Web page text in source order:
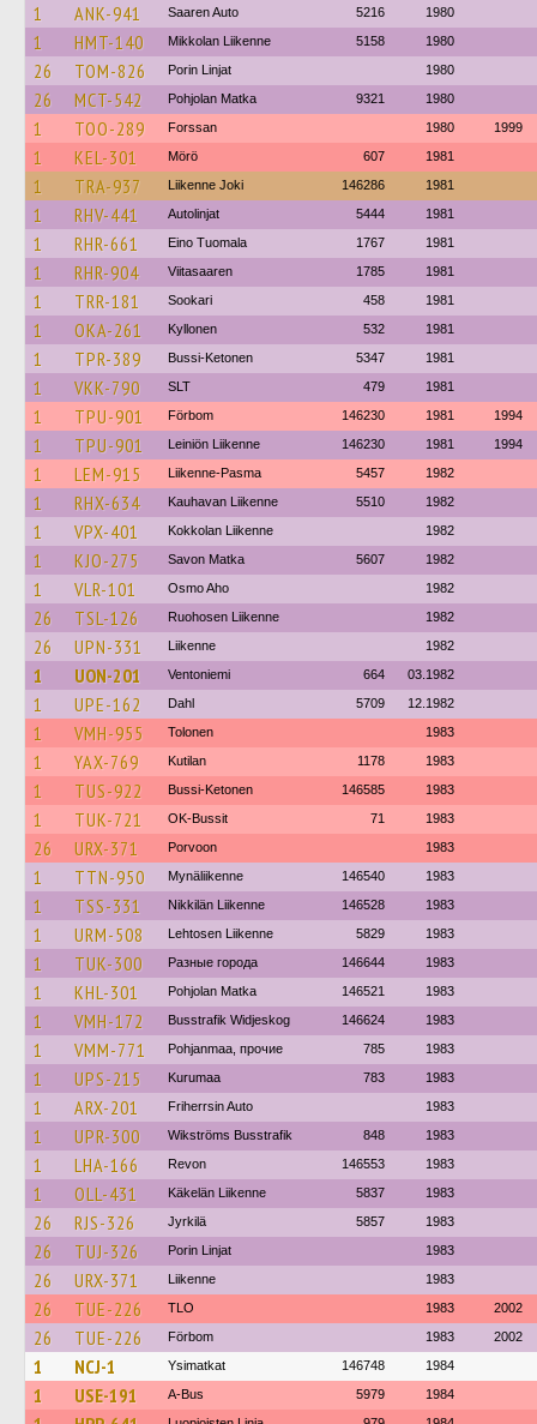
1 ANK-941 Saaren Auto 5216 1980
1 HMT-140 Mikkolan Liikenne 5158 1980
26 TOM-826 Porin Linjat 1980
26 MCT-542 Pohjolan Matka 9321 1980
1 TOO-289 Forssan 1980 1999
1 KEL-301 Mörö 607 1981
1 TRA-937 Liikenne Joki 146286 1981
1 RHV-441 Autolinjat 5444 1981
1 RHR-661 Eino Tuomala 1767 1981
1 RHR-904 Viitasaaren 1785 1981
1 TRR-181 Sookari 458 1981
1 OKA-261 Kyllonen 532 1981
1 TPR-389 Bussi-Ketonen 5347 1981
1 VKK-790 SLT 479 1981
1 TPU-901 Förbom 146230 1981 1994
1 TPU-901 Leiniön Liikenne 146230 1981 1994
1 LEM-915 Liikenne-Pasma 5457 1982
1 RHX-634 Kauhavan Liikenne 5510 1982
1 VPX-401 Kokkolan Liikenne 1982
1 KJO-275 Savon Matka 5607 1982
1 VLR-101 Osmo Aho 1982
26 TSL-126 Ruohosen Liikenne 1982
26 UPN-331 Liikenne 1982
1 UON-201 Ventoniemi 664 03.1982
1 UPE-162 Dahl 5709 12.1982
1 VMH-955 Tolonen 1983
1 YAX-769 Kutilan 1178 1983
1 TUS-922 Bussi-Ketonen 146585 1983
1 TUK-721 OK-Bussit 71 1983
26 URX-371 Porvoon 1983
1 TTN-950 Mynäliikenne 146540 1983
1 TSS-331 Nikkilän Liikenne 146528 1983
1 URM-508 Lehtosen Liikenne 5829 1983
1 TUK-300 Разные города 146644 1983
1 KHL-301 Pohjolan Matka 146521 1983
1 VMH-172 Busstrafik Widjeskog 146624 1983
1 VMM-771 Pohjanmaa, прочие 785 1983
1 UPS-215 Kurumaa 783 1983
1 ARX-201 Friherrsin Auto 1983
1 UPR-300 Wikströms Busstrafik 848 1983
1 LHA-166 Revon 146553 1983
1 OLL-431 Käkelän Liikenne 5837 1983
26 RJS-326 Jyrkilä 5857 1983
26 TUJ-326 Porin Linjat 1983
26 URX-371 Liikenne 1983
26 TUE-226 TLO 1983 2002
26 TUE-226 Förbom 1983 2002
1 NCJ-1 Ysimatkat 146748 1984
1 USE-191 A-Bus 5979 1984